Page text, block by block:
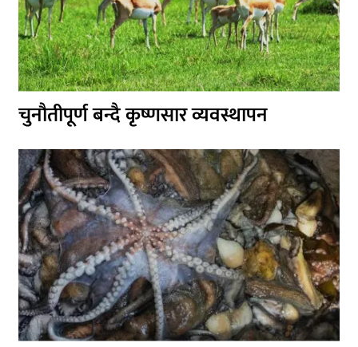
चुनौतीपूर्ण बन्दै कृष्णसार व्यवस्थापन